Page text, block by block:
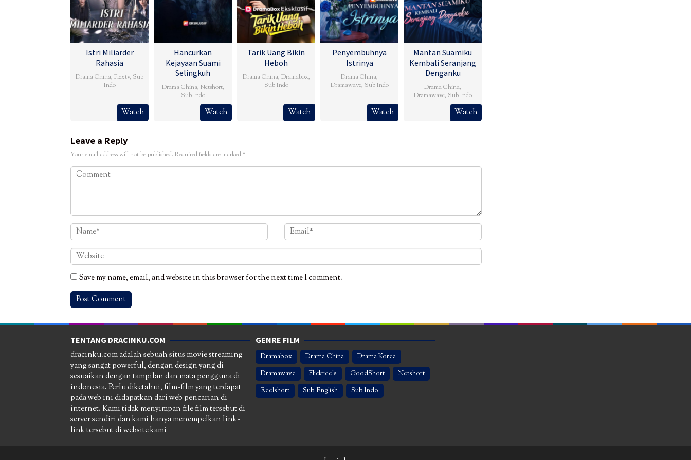
Istri Miliarder
Rahasia
Drama China, Flextv, Sub
Indo
Watch
Hancurkan
Kejayaan Suami
Selingkuh
Drama China, Netshort,
Sub Indo
Watch
Tarik Uang Bikin
Heboh
Drama China, Dramabox,
Sub Indo
Watch
Penyembuhnya
Istrinya
Drama China,
Dramawave, Sub Indo
Watch
Mantan Suamiku
Kembali Seranjang
Denganku
Drama China,
Dramawave, Sub Indo
Watch
Leave a Reply
Your email address will not be published. Required fields are marked*
Save my name, email, and website in this browser for the next time I comment.
TENTANG DRACINKU.COM
dracinku.com adalah sebuah situs movie streaming
yang sangat powerful, dengan design yang di
sesuaikan dengan tampilan dan mata pengguna di
indonesia. Perlu diketahui, film-film yang terdapat
pada web ini didapatkan dari web pencarian di
internet. Kami tidak menyimpan file film tersebut di
server sendiri dan kami hanya menempelkan link-
link tersebut di website kami
GENRE FILM
Dramabox Drama China
Drama Korea
Dramawave
Flickreels GoodShort
Netshort
Reelshort
Sub English Sub Indo